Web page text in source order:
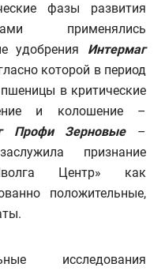
фазы развития
применялись
удобрения Интермаг
которой в период
в критические
и колошение –
Профи Зерновые–
признание
Центр» как
положительные,
исследования